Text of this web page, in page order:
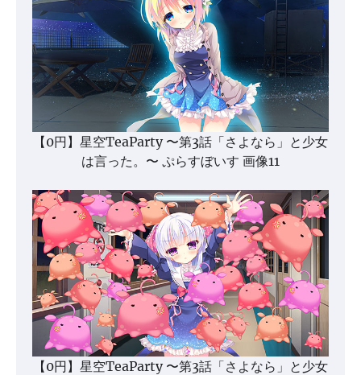
【0円】星空TeaParty 〜第3話「さよなら」と少女
は言った。〜 ぷらすぼいす 画像11
【0円】星空TeaParty 〜第3話「さよなら」と少女